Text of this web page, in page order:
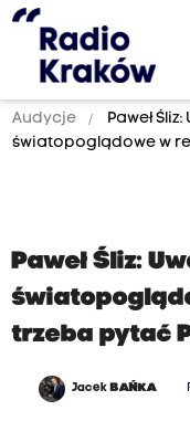
Audycje
Paweł
światopoglądowe w
Paweł Śliz:
trzeba pytać
Jacek BAŃKA